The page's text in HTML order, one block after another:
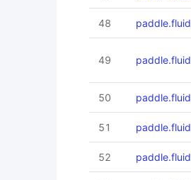
48
49
50
51
52